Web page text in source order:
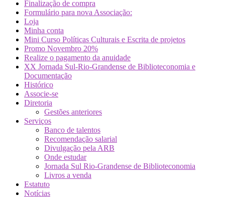
Finalização de compra
Formulário para nova Associação:
Loja
Minha conta
Mini Curso Políticas Culturais e Escrita de projetos
Promo Novembro 20%
Realize o pagamento da anuidade
XX Jornada Sul-Rio-Grandense de Biblioteconomia e
Documentação
Histórico
Associe-se
Diretoria
Gestões anteriores
Serviços
Banco de talentos
Recomendação salarial
Divulgação pela ARB
Onde estudar
Jornada Sul Rio-Grandense de Biblioteconomia
Livros a venda
Estatuto
Notícias